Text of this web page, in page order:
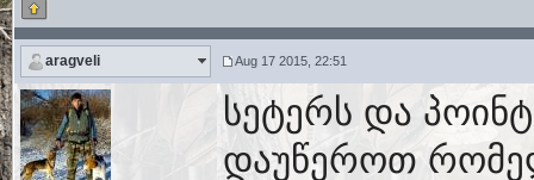
aragveli Aug 17 2015, 22:51
სეტერს და
დაუწეროთ